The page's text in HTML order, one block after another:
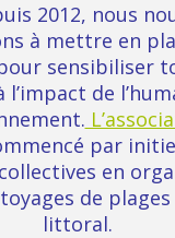
2012, nous
à mettre en
sensibiliser
l’impact de
par
en
de
littoral.